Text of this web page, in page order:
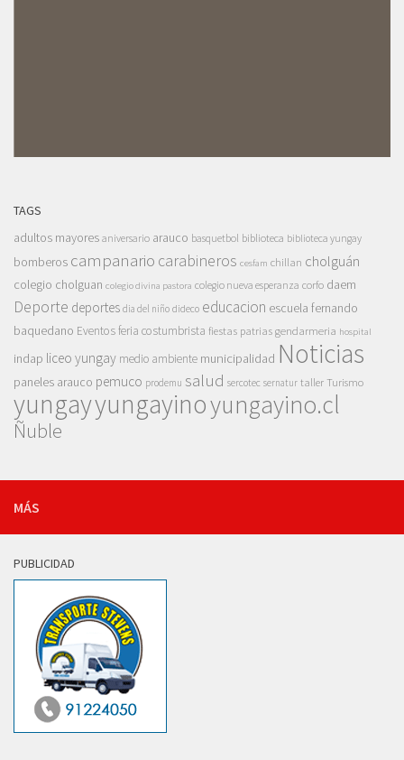
TAGS
adultos mayores aniversario arauco basquetbol biblioteca biblioteca yungay
bomberos campanario carabineros cesfam chillan cholguán
colegio cholguan colegio divina pastora colegio nueva esperanza corfo daem
Deporte deportes dia del niño dideco educacion escuela fernando
baquedano Eventosferia costumbrista fiestas patrias gendarmeria hospital
indap liceo yungay medio ambiente municipalidad Noticias
paneles arauco pemuco prodemu salud sercotec sernatur taller Turismo
yungayyungayinoyungayino.cl
Ñuble
MÁS
PUBLICIDAD